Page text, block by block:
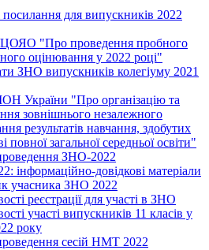
посилання для випускників 2022
"Про проведення пробного
оцінювання у 2022 році"
ЗНО випускників колегіуму 2021
України "Про організацію та
зовнішнього незалежного
результатів навчання, здобутих
повної загальної середньої освіти"
ЗНО-2022
інформаційно-довідкові матеріали
учасника ЗНО 2022
реєстрації для участі в ЗНО
участі випускників 11 класів у
року
сесій НМТ 2022